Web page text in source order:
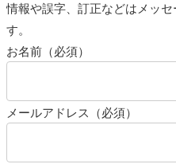
情報や誤字、訂正などはメッ
す。
お名前（必須）
メールアドレス（必須）